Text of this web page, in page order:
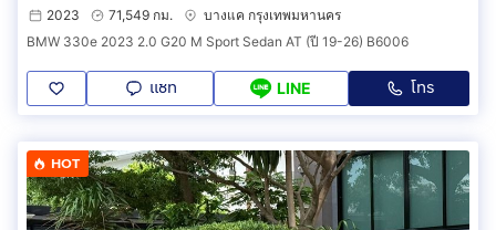
2023
71,549 กม.
บางแค กรุงเทพมหานคร
BMW 330e 2023 2.0 G20 M Sport Sedan AT (ปี 19-26) B6006
แชท LINE โทร
HOT